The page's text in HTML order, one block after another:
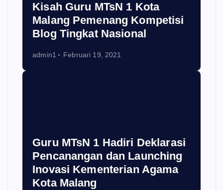
Kisah Guru MTsN 1 Kota
Malang Pemenang Kompetisi
Blog Tingkat Nasional
admin1 Februari 19, 2021
Guru MTsN 1 Hadiri Deklarasi
Pencanangan dan Launching
Inovasi Kementerian Agama
Kota Malang